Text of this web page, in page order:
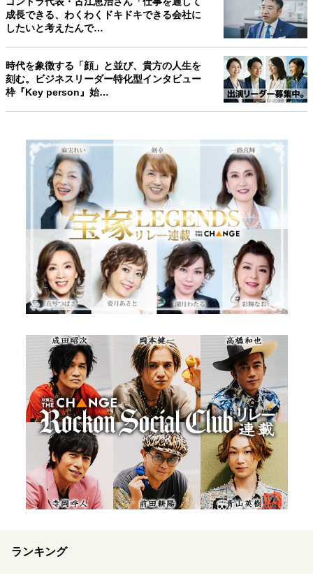
成長できる、わくわくドキドキできる会社に
したいと考えたんで…
時代を象徴する「顔」と並び、貴方の人生を
刻む。ビジネスリーダー特化型インタビュー
枠『Key person』始…
ランキング